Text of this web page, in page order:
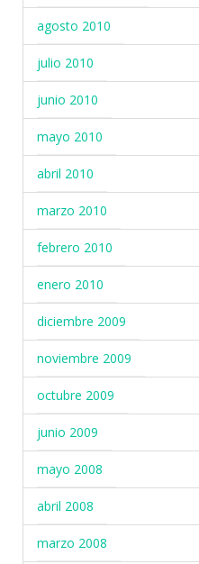
agosto 2010
julio 2010
junio 2010
mayo 2010
abril 2010
marzo 2010
febrero 2010
enero 2010
diciembre 2009
noviembre 2009
octubre 2009
junio 2009
mayo 2008
abril 2008
marzo 2008